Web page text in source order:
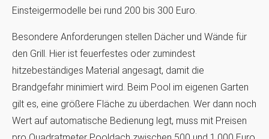
Einsteigermodelle bei rund 200 bis 300 Euro.
Besondere Anforderungen stellen Dächer und Wände für
den Grill. Hier ist feuerfestes oder zumindest
hitzebeständiges Material angesagt, damit die
Brandgefahr minimiert wird. Beim Pool im eigenen Garten
gilt es, eine größere Fläche zu überdachen. Wer dann noch
Wert auf automatische Bedienung legt, muss mit Preisen